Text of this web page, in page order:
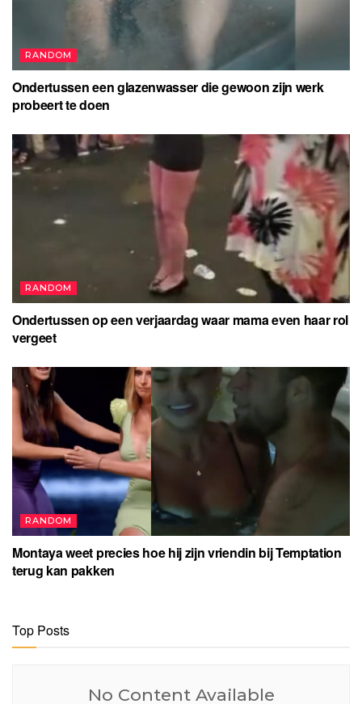
RANDOM
Ondertussen een glazenwasser die gewoon zijn werk
probeert te doen
RANDOM
Ondertussen op een verjaardag waar mama even haar rol
vergeet
RANDOM
Montaya weet precies hoe hij zijn vriendin bij Temptation
terug kan pakken
Top Posts
No Content Available